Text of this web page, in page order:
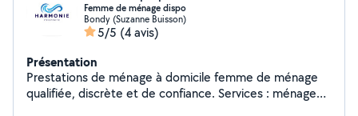
Femme de ménage dispo
Bondy (Suzanne Buisson)
5/5 (4 avis)
Présentation
Prestations de ménage à domicile femme de ménage
qualifiée, discrète et de confiance. Services : ménage